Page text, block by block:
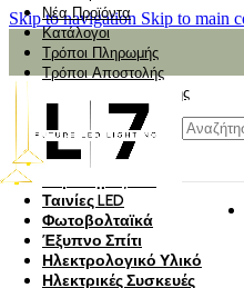
Skip to navigation Skip to main
Νέα Προϊόντα
Κατάλογοι
Τρόποι Πληρωμής
Τρόποι Αποστολής
Αναζήτηση Αποστολής
Αξιολόγηση
Φωτιστικά
Φωτιστικά Κήπου
Πάνελ Οροφής
Ταινίες LED
Φωτοβολταϊκά
Έξυπνο Σπίτι
Ηλεκτρολογικό Υλικό
Ηλεκτρικές Συσκευές